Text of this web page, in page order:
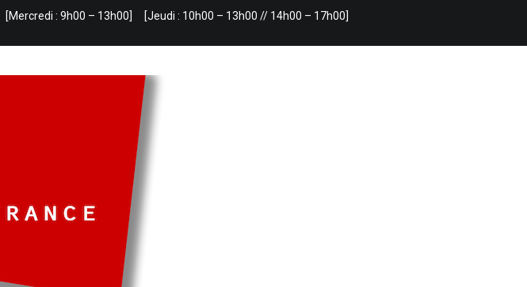
[Mercredi : 9h00 – 13h00]
[Jeudi : 10h00 – 13h00 // 14h00 – 17h00]